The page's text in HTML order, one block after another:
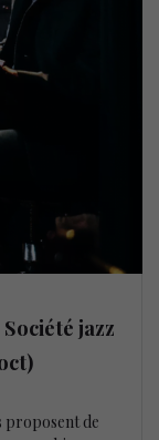
Société jazz
proposent de